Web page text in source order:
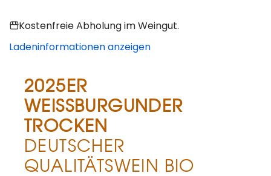
Kostenfreie Abholung im Weingut.
Ladeninformationen anzeigen
2025ER
WEISSBURGUNDER
TROCKEN
DEUTSCHER
QUALITÄTSWEIN BIO